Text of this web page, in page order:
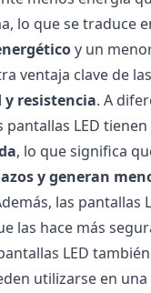
lo que se traduce
y un
ventaja clave de
resistencia. A
pantallas LED tienen
, lo que significa
y generan
las pantallas
las hace más
LED
utilizarse en